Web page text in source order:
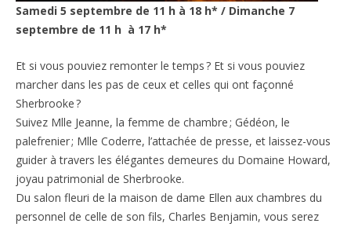
Samedi 5 septembre de 11 h à 18 h* / Dimanche 7
septembre de 11 h à 17 h*
Et si vous pouviez remonter le temps ? Et si vous pouviez
marcher dans les pas de ceux et celles qui ont façonné
Sherbrooke ?
Suivez Mlle Jeanne, la femme de chambre ; Gédéon, le
palefrenier ; Mlle Coderre, l’attachée de presse, et laissez-vous
guider à travers les élégantes demeures du Domaine Howard,
joyau patrimonial de Sherbrooke.
Du salon fleuri de la maison de dame Ellen aux chambres du
personnel de celle de son fils, Charles Benjamin, vous serez